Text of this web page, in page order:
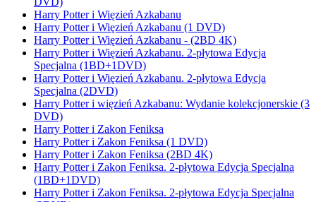
Harry Potter i Więzień Azkabanu
Harry Potter i Więzień Azkabanu (1 DVD)
Harry Potter i Więzień Azkabanu - (2BD 4K)
Harry Potter i Więzień Azkabanu. 2-płytowa Edycja
Specjalna (1BD+1DVD)
Harry Potter i Więzień Azkabanu. 2-płytowa Edycja
Specjalna (2DVD)
Harry Potter i więzień Azkabanu: Wydanie kolekcjonerskie (3
DVD)
Harry Potter i Zakon Feniksa
Harry Potter i Zakon Feniksa (1 DVD)
Harry Potter i Zakon Feniksa (2BD 4K)
Harry Potter i Zakon Feniksa. 2-płytowa Edycja Specjalna
(1BD+1DVD)
Harry Potter i Zakon Feniksa. 2-płytowa Edycja Specjalna